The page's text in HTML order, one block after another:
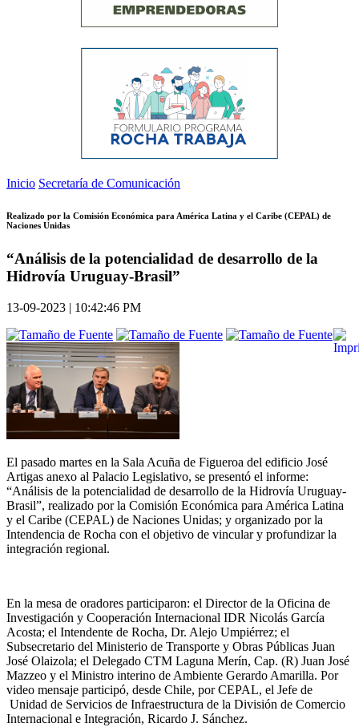
Inicio Secretaría de Comunicación
Realizado por la Comisión Económica para América Latina y el Caribe (CEPAL) de
Naciones Unidas
“Análisis de la potencialidad de desarrollo de la
Hidrovía Uruguay-Brasil”
13-09-2023 | 10:42:46 PM
El pasado martes en la Sala Acuña de Figueroa del edificio José
Artigas anexo al Palacio Legislativo, se presentó el informe:
“Análisis de la potencialidad de desarrollo de la Hidrovía Uruguay-
Brasil”, realizado por la Comisión Económica para América Latina
y el Caribe (CEPAL) de Naciones Unidas; y organizado por la
Intendencia de Rocha con el objetivo de vincular y profundizar la
integración regional.
En la mesa de oradores participaron: el Director de la Oficina de
Investigación y Cooperación Internacional IDR Nicolás García
Acosta; el Intendente de Rocha, Dr. Alejo Umpiérrez; el
Subsecretario del Ministerio de Transporte y Obras Públicas Juan
José Olaizola; el Delegado CTM Laguna Merín, Cap. (R) Juan José
Mazzeo y el Ministro interino de Ambiente Gerardo Amarilla. Por
video mensaje participó, desde Chile, por CEPAL, el Jefe de
Unidad de Servicios de Infraestructura de la División de Comercio
Internacional e Integración, Ricardo J. Sánchez.